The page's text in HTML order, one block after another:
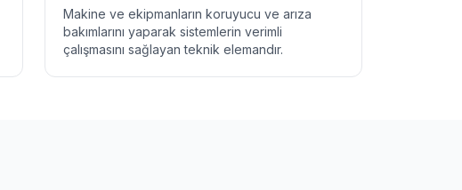
Makine ve ekipmanların koruyucu ve arıza
bakımlarını yaparak sistemlerin verimli
çalışmasını sağlayan teknik elemandır.